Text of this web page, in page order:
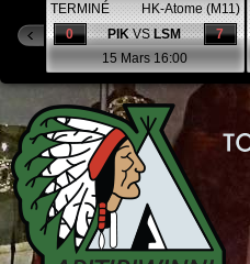
TERMINÉ
HK-Atome (M11)
7
0 PIKVSLSM
15 Mars 16:00